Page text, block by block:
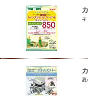
夏